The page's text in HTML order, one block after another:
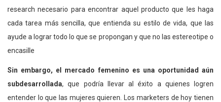
research necesario para encontrar aquel producto que les haga
cada tarea más sencilla, que entienda su estilo de vida, que las
ayude a lograr todo lo que se propongan y que no las estereotipe o
encasille
Sin embargo, el mercado femenino es una oportunidad aún
subdesarrollada, que podría llevar al éxito a quienes logren
entender lo que las mujeres quieren. Los marketers de hoy tienen